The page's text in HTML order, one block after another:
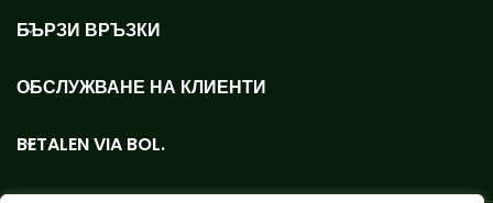
БЪРЗИ ВРЪЗКИ
ОБСЛУЖВАНЕ НА КЛИЕНТИ
BETALEN VIA BOL.